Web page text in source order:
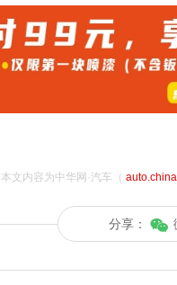
本文内容为中华网·汽车（
分享：